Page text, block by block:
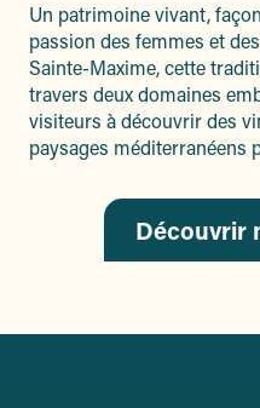
Un patrimoine vivant,
passion des femmes et
Sainte-Maxime, cette
travers deux domaines
visiteurs à découvrir des
paysages méditerranéens
Découvrir